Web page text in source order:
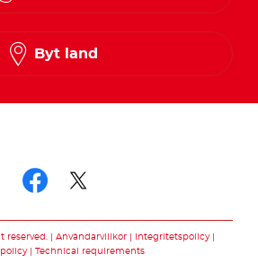
Norwegian
Byt land
reserved. Användarvillkor
Integritetspolicy
Technical requirements